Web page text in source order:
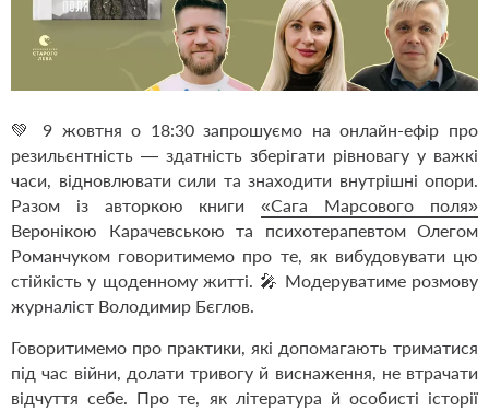
💚 9 жовтня о 18:30 запрошуємо на онлайн-ефір про
резильєнтність — здатність зберігати рівновагу у важкі
часи, відновлювати сили та знаходити внутрішні опори.
Разом із авторкою книги«Сага Марсового поля»
Веронікою Карачевською та психотерапевтом Олегом
Романчуком говоритимемо про те, як вибудовувати цю
стійкість у щоденному житті. 🎤 Модеруватиме розмову
журналіст Володимир Бєглов.
Говоритимемо про практики, які допомагають триматися
під час війни, долати тривогу й виснаження, не втрачати
відчуття себе. Про те, як література й особисті історії